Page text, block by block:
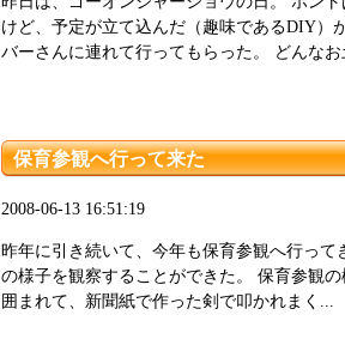
けど、予定が立て込んだ（趣味であるDIY）
バーさんに連れて行ってもらった。 どんな
保育参観へ行って来た
2008-06-13 16:51:19
昨年に引き続いて、今年も保育参観へ行って
の様子を観察することができた。 保育参観
囲まれて、新聞紙で作った剣で叩かれまく...